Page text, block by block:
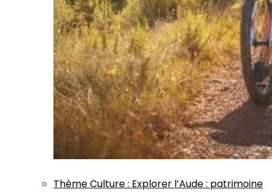
ThèmeCulture: Explorer l’Aude : patrimoine